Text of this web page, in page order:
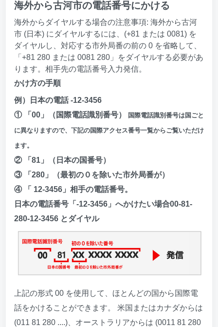
海外から古河市の電話番号にかける
海外からダイヤルする場合の注意事項: 海外から古河
市 (日本) にダイヤルするには、(+81 または 0081) を
ダイヤルし、対応する市外局番の前の 0 を省略して、
「+81 280 または 0081 280」をダイヤルする必要があ
ります。相手先の電話番号入力発信。
かけ方の手順
例）日本の電話 -12-3456
① 「00」（国際電話識別番号）
国際電話識別番号は国ごと
に異なりますので、下記の国際アクセス番号一覧からご覧いただけ
ます。
② 「81」（日本の国番号）
③ 「280」（最初の０を除いた市外局番が）
④ 「 12-3456」相手の電話番号。
日本の電話番号「-12-3456」へかけたい場合00-81-
280-12-3456 とダイヤル
上記の形式 00 を使用して、ほとんどの国から国際電
話をかけることができます。 米国またはカナダからは
(011 81 280 ....)、オーストラリアからは (0011 81 280